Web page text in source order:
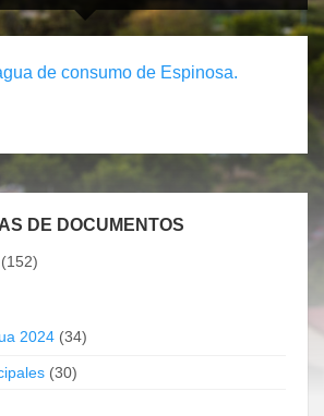
de consumo de Espinosa.
DE DOCUMENTOS
(152)
2024 (34)
(30)